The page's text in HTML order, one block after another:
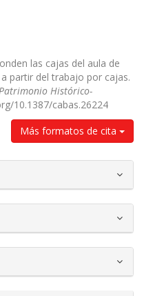
las cajas del aula de
partir del trabajo por cajas.
Histórico-
10.1387/cabas.26224
Más formatos de cita